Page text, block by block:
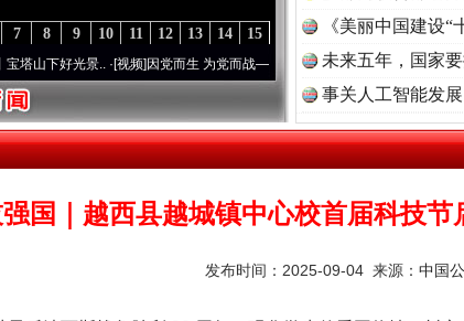
15
14
13
12
11
10
9
8
7
..·[视频]因党而生 为党而战——百年“纪”事⑧加强纪律.. ·[视频]牢记初心使命 奋
《美丽中国建设
未来五年，国家
事关人工智能发
国｜越西县越城镇中心校首届科技节
发布时间：2025-09-04 来源： 中国